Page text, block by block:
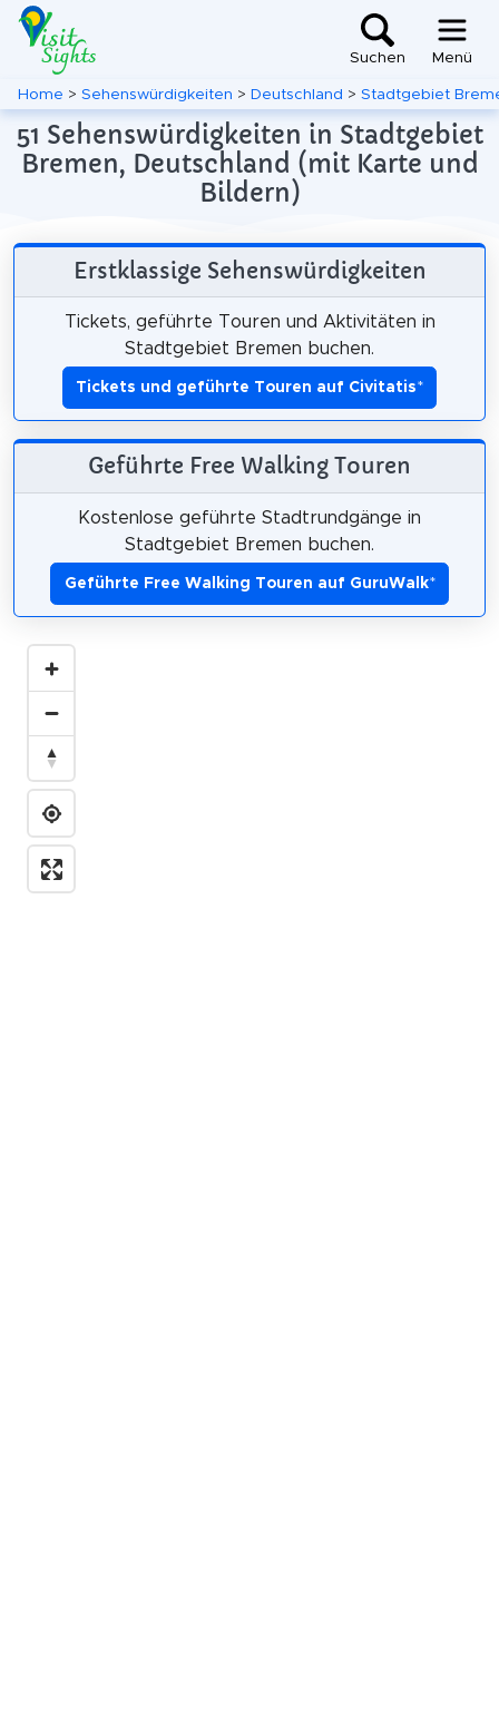
Suchen Menü
Home > Sehenswürdigkeiten > Deutschland > Stadtgebiet
51 Sehenswürdigkeiten in Stadtgebiet
Bremen, Deutschland (mit Karte und
Bildern)
Erstklassige Sehenswürdigkeiten
Tickets, geführte Touren und Aktivitäten in
Stadtgebiet Bremen buchen.
Tickets und geführte Touren auf Civitatis*
Geführte Free Walking Touren
Kostenlose geführte Stadtrundgänge in
Stadtgebiet Bremen buchen.
Geführte Free Walking Touren auf GuruWalk*